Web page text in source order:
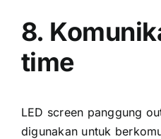
8.
time
LED screen panggung
digunakan untuk